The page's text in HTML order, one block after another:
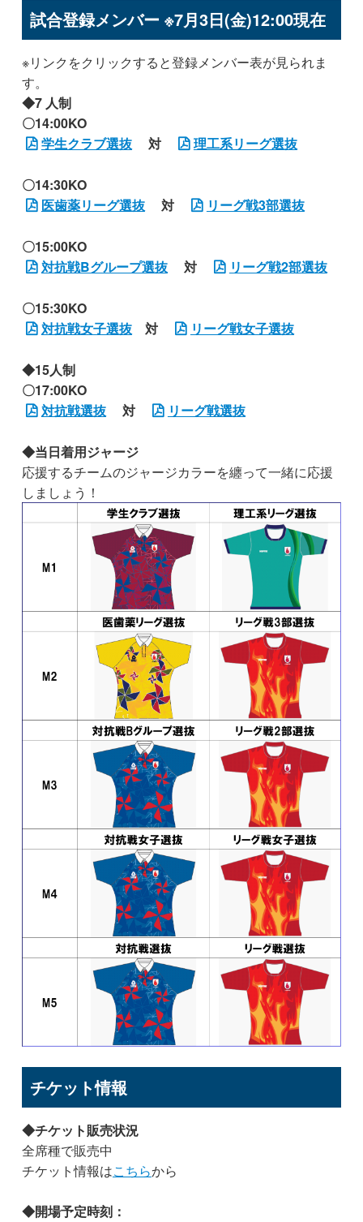
試合登録メンバー ※7月3日(金)12:00現在
※リンクをクリックすると登録メンバー表が見られま
す。
◆7 人制
〇14:00KO
学生クラブ選抜対 理工系リーグ選抜
〇14:30KO
医歯薬リーグ選抜対 リーグ戦3部選抜
〇15:00KO
対抗戦Bグループ選抜対 リーグ戦2部選抜
〇15:30KO
対抗戦女子選抜対 リーグ戦女子選抜
◆15人制
〇17:00KO
対抗戦選抜対 リーグ戦選抜
◆当日着用ジャージ
応援するチームのジャージカラーを纏って一緒に応援
しましょう！
チケット情報
◆チケット販売状況
全席種で販売中
チケット情報はこちらから
◆開場予定時刻：